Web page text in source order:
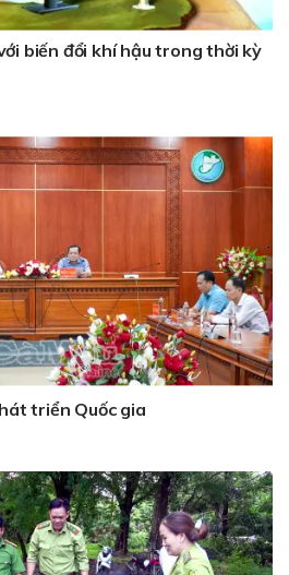
biến đổi khí hậu trong thời kỳ
triển Quốc gia